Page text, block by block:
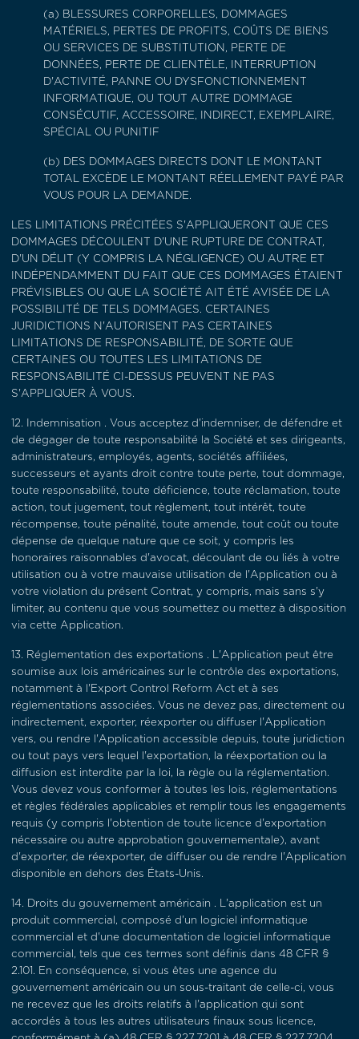
(a) BLESSURES CORPORELLES, DOMMAGES
MATÉRIELS, PERTES DE PROFITS, COÛTS DE BIENS
OU SERVICES DE SUBSTITUTION, PERTE DE
DONNÉES, PERTE DE CLIENTÈLE, INTERRUPTION
D'ACTIVITÉ, PANNE OU DYSFONCTIONNEMENT
INFORMATIQUE, OU TOUT AUTRE DOMMAGE
CONSÉCUTIF, ACCESSOIRE, INDIRECT, EXEMPLAIRE,
SPÉCIAL OU PUNITIF
(b) DES DOMMAGES DIRECTS DONT LE MONTANT
TOTAL EXCÈDE LE MONTANT RÉELLEMENT PAYÉ PAR
VOUS POUR LA DEMANDE.
LES LIMITATIONS PRÉCITÉES S'APPLIQUERONT QUE CES
DOMMAGES DÉCOULENT D'UNE RUPTURE DE CONTRAT,
D'UN DÉLIT (Y COMPRIS LA NÉGLIGENCE) OU AUTRE ET
INDÉPENDAMMENT DU FAIT QUE CES DOMMAGES ÉTAIENT
PRÉVISIBLES OU QUE LA SOCIÉTÉ AIT ÉTÉ AVISÉE DE LA
POSSIBILITÉ DE TELS DOMMAGES. CERTAINES
JURIDICTIONS N'AUTORISENT PAS CERTAINES
LIMITATIONS DE RESPONSABILITÉ, DE SORTE QUE
CERTAINES OU TOUTES LES LIMITATIONS DE
RESPONSABILITÉ CI-DESSUS PEUVENT NE PAS
S'APPLIQUER À VOUS.
12. Indemnisation . Vous acceptez d'indemniser, de défendre et
de dégager de toute responsabilité la Société et ses dirigeants,
administrateurs, employés, agents, sociétés affiliées,
successeurs et ayants droit contre toute perte, tout dommage,
toute responsabilité, toute déficience, toute réclamation, toute
action, tout jugement, tout règlement, tout intérêt, toute
récompense, toute pénalité, toute amende, tout coût ou toute
dépense de quelque nature que ce soit, y compris les
honoraires raisonnables d'avocat, découlant de ou liés à votre
utilisation ou à votre mauvaise utilisation de l'Application ou à
votre violation du présent Contrat, y compris, mais sans s'y
limiter, au contenu que vous soumettez ou mettez à disposition
via cette Application.
13. Réglementation des exportations . L'Application peut être
soumise aux lois américaines sur le contrôle des exportations,
notamment à l'Export Control Reform Act et à ses
réglementations associées. Vous ne devez pas, directement ou
indirectement, exporter, réexporter ou diffuser l'Application
vers, ou rendre l'Application accessible depuis, toute juridiction
ou tout pays vers lequel l'exportation, la réexportation ou la
diffusion est interdite par la loi, la règle ou la réglementation.
Vous devez vous conformer à toutes les lois, réglementations
et règles fédérales applicables et remplir tous les engagements
requis (y compris l'obtention de toute licence d'exportation
nécessaire ou autre approbation gouvernementale), avant
d'exporter, de réexporter, de diffuser ou de rendre l'Application
disponible en dehors des États-Unis.
14. Droits du gouvernement américain . L'application est un
produit commercial, composé d'un logiciel informatique
commercial et d'une documentation de logiciel informatique
commercial, tels que ces termes sont définis dans 48 CFR §
2.101. En conséquence, si vous êtes une agence du
gouvernement américain ou un sous-traitant de celle-ci, vous
ne recevez que les droits relatifs à l'application qui sont
accordés à tous les autres utilisateurs finaux sous licence,